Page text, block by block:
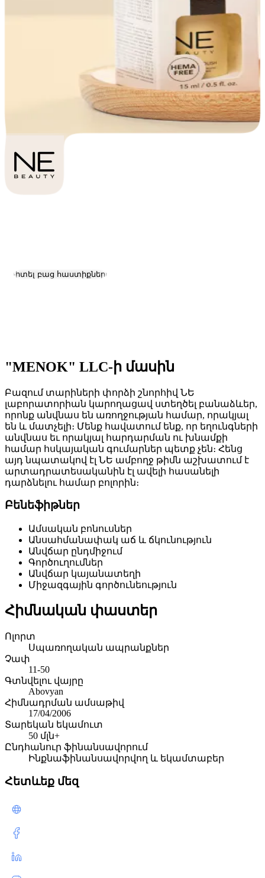
Դիտել բաց հաստիքները
"MENOK" LLC-ի մասին
Բազում տարիների փորձի շնորհիվ ՆԵ
լաբորատորիան կարողացավ ստեղծել բանաձևեր,
որոնք անվնաս են առողջության համար, որակյալ
են և մատչելի։ Մենք հավատում ենք, որ եղունգների
անվնաս եւ որակյալ հարդարման ու խնամքի
համար հսկայական գումարներ պետք չեն։ Հենց
այդ նպատակով էլ ՆԵ ամբողջ թիմն աշխատում է
արտադրատեսականին էլ ավելի հասանելի
դարձնելու համար բոլորին։
Բենեֆիթներ
Ամսական բոնուսներ
Անսահմանափակ աճ և ճկունություն
Անվճար ընդմիջում
Գործուղումներ
Անվճար կայանատեղի
Միջազգային գործունեություն
Հիմնական փաստեր
Ոլորտ
Սպառողական ապրանքներ
Չափ
11-50
Գտնվելու վայրը
Abovyan
Հիմնադրման ամսաթիվ
17/04/2006
Տարեկան եկամուտ
50 մլն+
Ընդհանուր ֆինանսավորում
Ինքնաֆինանսավորվող և եկամտաբեր
Հետևեք մեզ